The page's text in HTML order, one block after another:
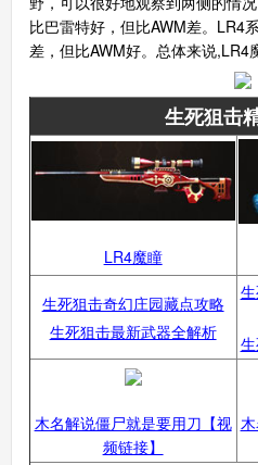
比巴雷特好，但比AWM差。LR4
差，但比AWM好。总体来说,LR4
生死狙击
LR4魔瞳
生死狙击奇幻庄园藏点攻略
生死狙击最新武器全解析
木名解说僵尸就是要用刀【视
频链接】